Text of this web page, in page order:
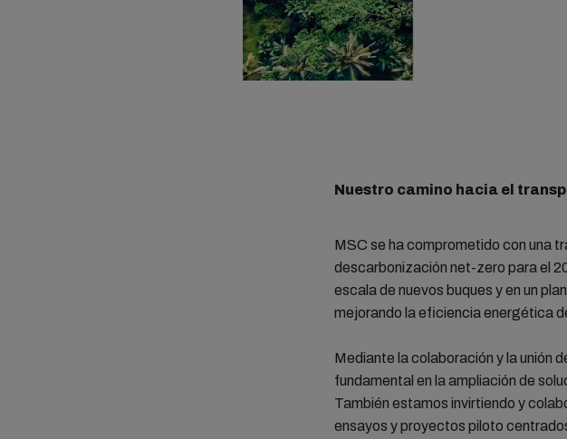
Nuestro camino hacia el
MSC se ha comprometido con una
descarbonización net-zero para el
escala de nuevos buques y en un
mejorando la eficiencia energética
Mediante la colaboración y la unión
fundamental en la ampliación de
También estamos invirtiendo y
ensayos y proyectos piloto